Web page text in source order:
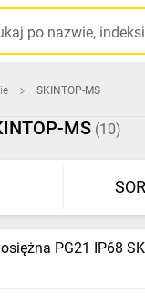
SKINTOP-MS
MS (10)
PG21 IP68